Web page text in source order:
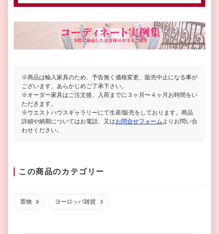
※商品は輸入家具のため、予告無く価格変更、販売中止になる事が
ございます。あらかじめご了承下さい。
※オーダー家具はご注文後、入荷までに３ヶ月〜４ヶ月お時間をい
ただきます。
※ウエストハウスギャラリーにて生産/販売をしております。商品
詳細や納期についてはお電話、又はお問合せフォーム よりお問い合
わせください。
この商品のカテゴリー
置物 ヨーロッパ雑貨